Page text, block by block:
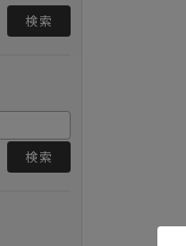
検索
検索